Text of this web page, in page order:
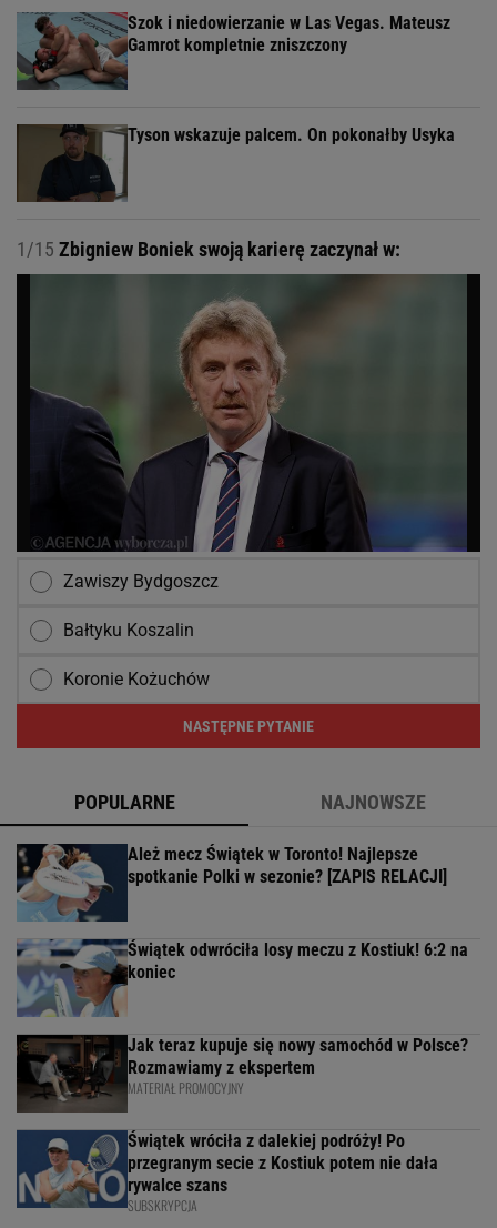
Szok i niedowierzanie w Las Vegas. Mateusz
Gamrot kompletnie zniszczony
Tyson wskazuje palcem. On pokonałby Usyka
1/15 Zbigniew Boniek swoją karierę zaczynał w:
Zawiszy Bydgoszcz
Bałtyku Koszalin
Koronie Kożuchów
NASTĘPNE PYTANIE
POPULARNE NAJNOWSZE
Ależ mecz Świątek w Toronto! Najlepsze
spotkanie Polki w sezonie? [ZAPIS RELACJI]
Świątek odwróciła losy meczu z Kostiuk! 6:2 na
koniec
Jak teraz kupuje się nowy samochód w Polsce?
Rozmawiamy z ekspertem
MATERIAŁ PROMOCYJNY
Świątek wróciła z dalekiej podróży! Po
przegranym secie z Kostiuk potem nie dała
rywalce szans
SUBSKRYPCJA